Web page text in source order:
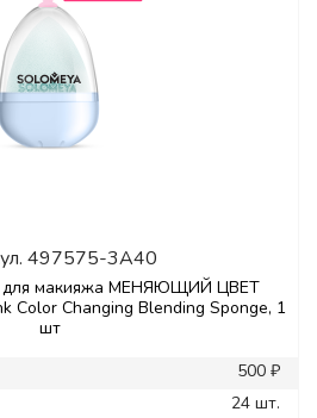
497575-3A40
для макияжа МЕНЯЮЩИЙ ЦВЕТ
Color Changing Blending Sponge, 1
шт
500 ₽
24 шт.